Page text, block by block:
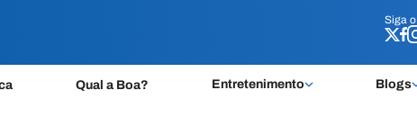
Siga o
Qual a Boa? Entretenimento Blogs
Siga o